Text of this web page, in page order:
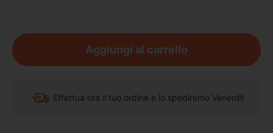
Aggiungi al carrello
Effettua ora il tuo ordine e lo spediremo Venerdì!